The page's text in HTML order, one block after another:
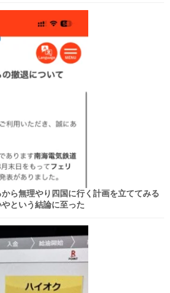
ら無理やり四国に行く計画を立ててみる
という結論に至った